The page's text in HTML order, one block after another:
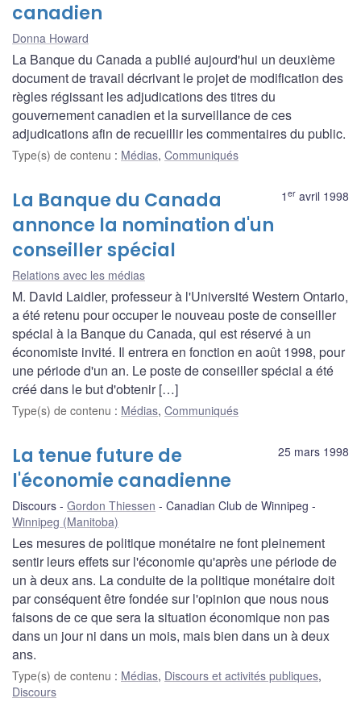
canadien
Donna Howard
La Banque du Canada a publié aujourd'hui un deuxième
document de travail décrivant le projet de modification des
règles régissant les adjudications des titres du
gouvernement canadien et la surveillance de ces
adjudications afin de recueillir les commentaires du public.
Type(s) de contenu : Médias, Communiqués
1 er avril 1998
La Banque du Canada
annonce la nomination d'un
conseiller spécial
Relations avec les médias
M. David Laidler, professeur à l'Université Western Ontario,
a été retenu pour occuper le nouveau poste de conseiller
spécial à la Banque du Canada, qui est réservé à un
économiste invité. Il entrera en fonction en août 1998, pour
une période d'un an. Le poste de conseiller spécial a été
créé dans le but d'obtenir […]
Type(s) de contenu : Médias, Communiqués
25 mars 1998
La tenue future de
l'économie canadienne
Discours Gordon Thiessen
Canadian Club de Winnipeg
Winnipeg (Manitoba)
Les mesures de politique monétaire ne font pleinement
sentir leurs effets sur l'économie qu'après une période de
un à deux ans. La conduite de la politique monétaire doit
par conséquent être fondée sur l'opinion que nous nous
faisons de ce que sera la situation économique non pas
dans un jour ni dans un mois, mais bien dans un à deux
ans.
Type(s) de contenu : Médias, Discours et activités publiques,
Discours